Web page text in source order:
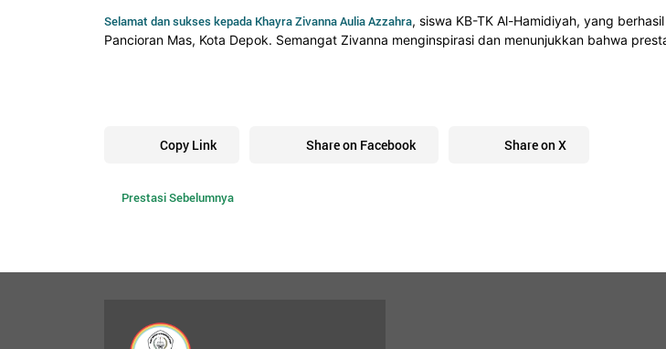
Selamat dan sukses kepada Khayra Zivanna Aulia Azzahra, siswa KB-TK Al-Hamidiyah, yang
Pancioran Mas, Kota Depok. Semangat Zivanna menginspirasi dan menunjukkan bahwa
Copy Link Share on Facebook Share on X
Prestasi Sebelumnya